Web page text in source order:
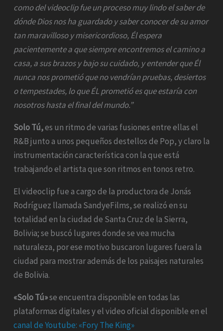
como del videoclip fue un proceso muy lindo el saber de
dónde Dios nos ha guardado y saber conocer de su amor
tan maravilloso y misericordioso, Él espera
pacientemente a que siempre encontremos el camino a
casa, a sus brazos y bajo su cuidado, y entender que Él
nunca nos prometió que no vendrían pruebas, desiertos
o tempestades, lo que ÉL prometió es que estaría con
nosotros hasta el final del mundo.”
Solo Tú,es un ritmo de varias fusiones entre ellas el
R&B junto a unos pequeños destellos de Pop, y claro la
instrumentación característica con la que está
trabajando el artista que son ritmos en tonos retro.
El videoclip fue a cargo de la productora de Jonás
Rodríguez llamada SandyeFilms, se realizó en su
totalidad en la ciudad de Santa Cruz de la Sierra,
Bolivia; se buscó lugares donde se vea mucha
naturaleza, por ese motivo buscaron lugares fuera la
ciudad para mostrar además de los paisajes naturales
de Bolivia.
«Solo Tú»se encuentra disponible en todas las
plataformas digitales y el video oficial disponible en el
canal de Youtube: «Fory The King»